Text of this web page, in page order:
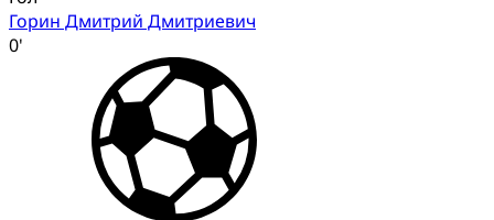
Горин Дмитрий Дмитриевич
0'